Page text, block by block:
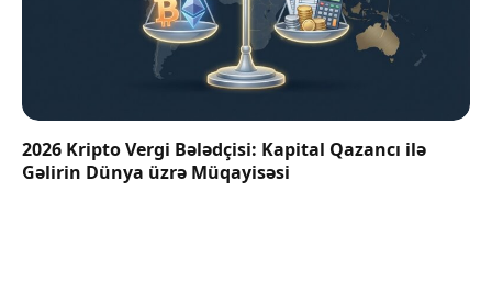
2026 Kripto Vergi Bələdçisi: Kapital Qazancı ilə
Gəlirin Dünya üzrə Müqayisəsi